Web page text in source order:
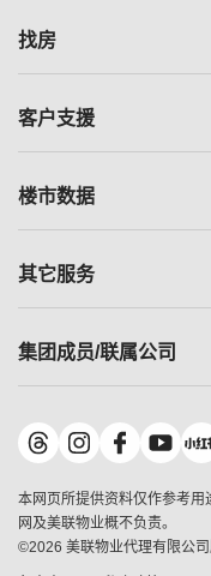
美联集团
人才招募
找房
一手新房
减价
美联豪宅
独家楼盘
租房
客户支援
自助放盘
查询热线
按揭计算机
负担能力计算机
转按计算机
缴款方式
楼市数据
指数
历史成交
小区成交排行榜
地区百科
其它服务
小区专页
美联精英会
美善会
地产经纪人管理协会
集团成员/联属公司
美联物业
鋑联控股*
美联工商铺*
美联中国
美联澳门
本网页所提供资料仅作参考
网及美联物业概不负责。
©2026 美联物业代理有限公